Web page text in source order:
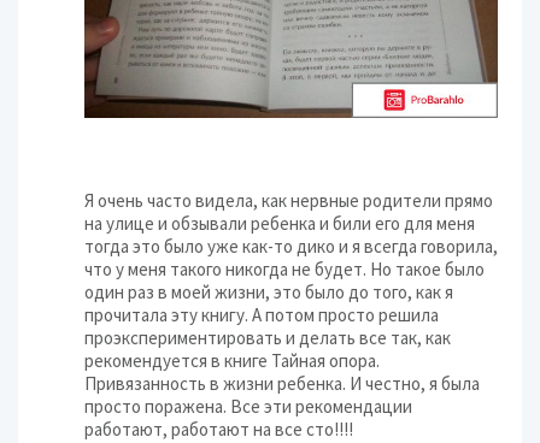
Я очень часто видела, как нервные родители прямо
на улице и обзывали ребенка и били его для меня
тогда это было уже как-то дико и я всегда говорила,
что у меня такого никогда не будет. Но такое было
один раз в моей жизни, это было до того, как я
прочитала эту книгу. А потом просто решила
проэкспериментировать и делать все так, как
рекомендуется в книге Тайная опора.
Привязанность в жизни ребенка. И честно, я была
просто поражена. Все эти рекомендации
работают, работают на все сто!!!!